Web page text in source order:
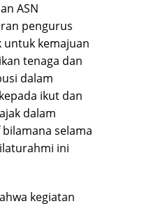
ASN
pengurus
untuk kemajuan
tenaga dan
dalam
ikut dan
dalam
selama
ini
kegiatan